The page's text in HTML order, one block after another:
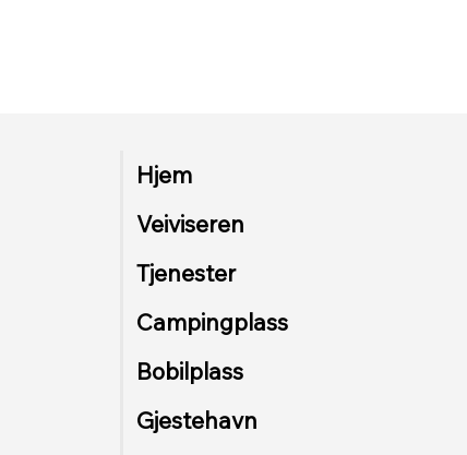
Hjem
Veiviseren
Tjenester
Campingplass
Bobilplass
Gjestehavn